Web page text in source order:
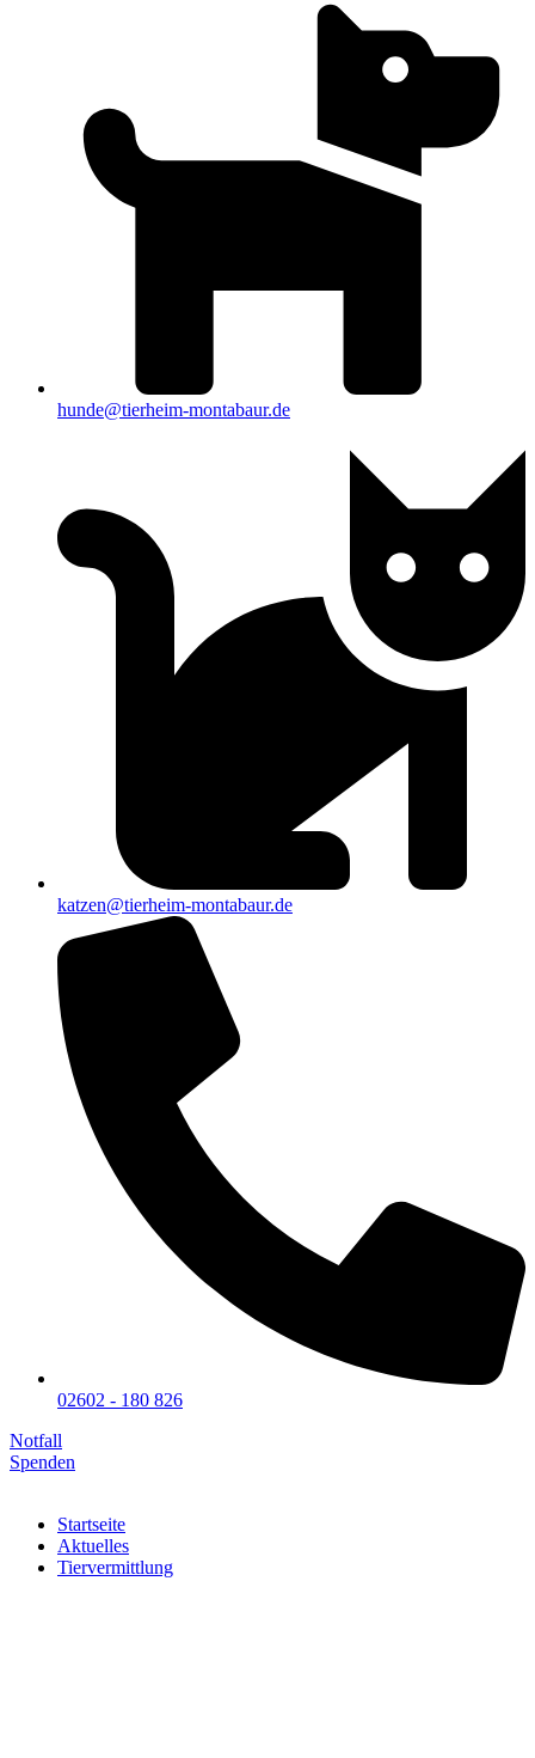
hunde@tierheim-montabaur.de
katzen@tierheim-montabaur.de
02602 - 180 826
Notfall
Spenden
Startseite
Aktuelles
Tiervermittlung